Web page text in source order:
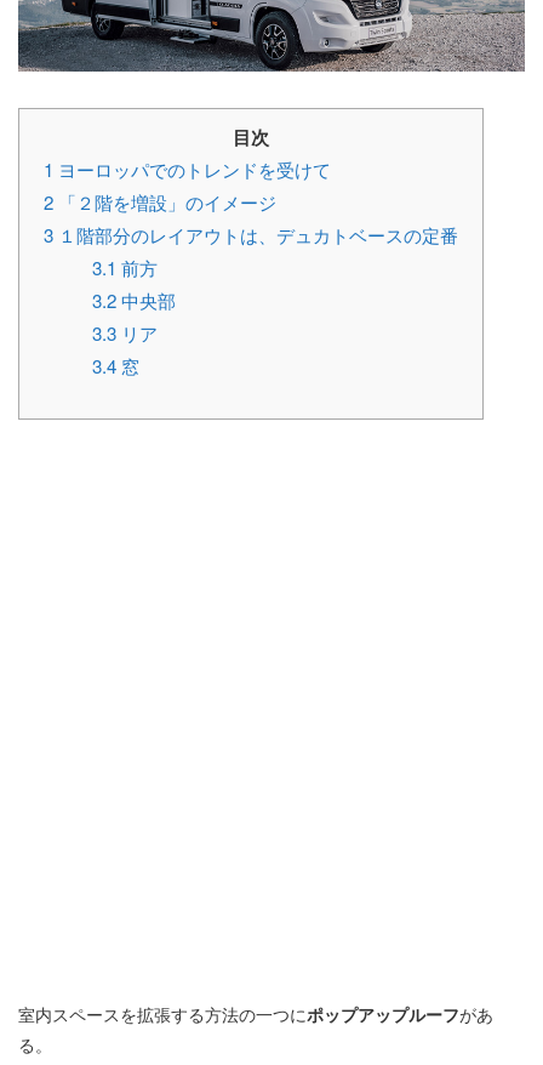
目次
1 ヨーロッパでのトレンドを受けて
2 「２階を増設」のイメージ
3 １階部分のレイアウトは、デュカトベースの定番
3.1 前方
3.2中央部
3.3 リア
3.4 窓
室内スペースを拡張する方法の一つにポップアップルーフがあ
る。